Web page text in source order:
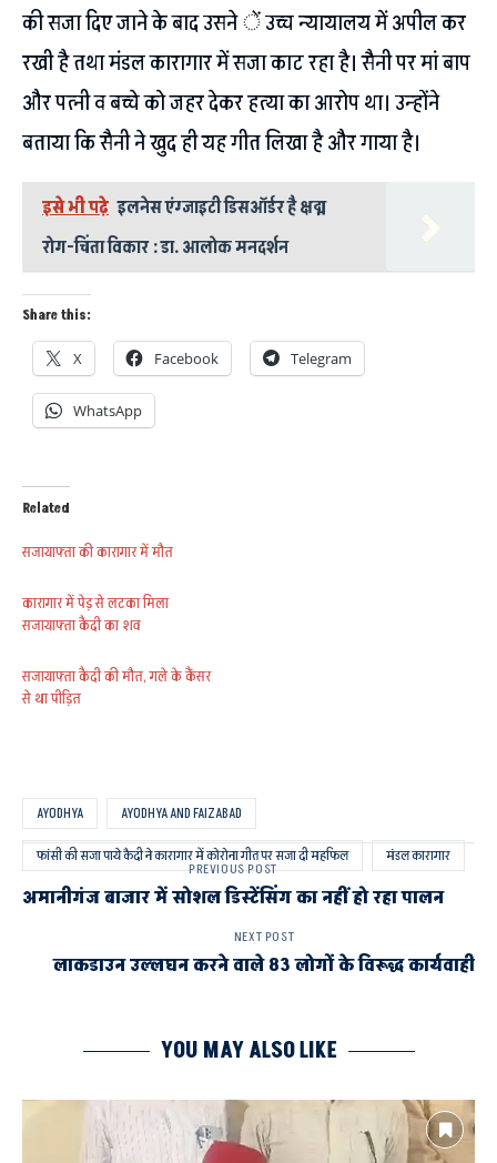
की सजा दिए जाने के बाद उसने ें उच्च न्यायालय में अपील कर
रखी है तथा मंडल कारागार में सजा काट रहा है। सैनी पर मां बाप
और पत्नी व बच्चे को जहर देकर हत्या का आरोप था। उन्होंने
बताया कि सैनी ने खुद ही यह गीत लिखा है और गाया है।
इसे भी पढ़े इलनेस एंग्जाइटी डिसऑर्डर है क्षद्म
रोग-चिंता विकार : डा. आलोक मनदर्शन
Share this:
X Facebook Telegram
WhatsApp
Related
सजायाफ्ता की कारागार में मौत
कारागार में पेड़ से लटका मिला
सजायाफ्ता कैदी का शव
सजायाफ्ता कैदी की मौत, गले के कैंसर
से था पीड़ित
AYODHYA AYODHYA AND FAIZABAD
फांसी की सजा पाये कैदी ने कारागार में कोरोना गीत पर सजा दी महफिल मंडल कारागार
PREVIOUS POST
अमानीगंज बाजार में सोशल डिस्टेंसिंग का नहीं हो रहा पालन
NEXT POST
लाकडाउन उल्लघन करने वाले 83 लोगों के विरूद्ध कार्यवाही
YOU MAY ALSO LIKE